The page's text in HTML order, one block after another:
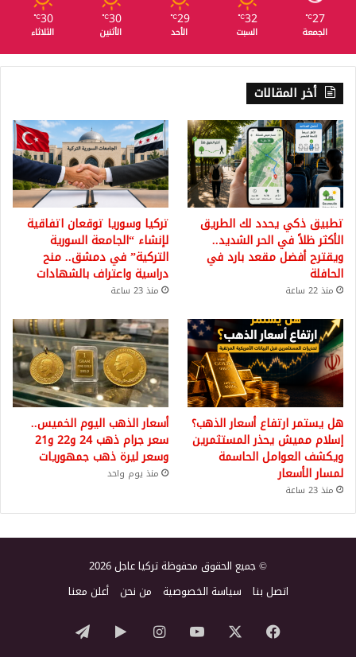
27
℃
الجمعة
32
℃
السبت
29
℃
الأحد
30
℃
الأثنين
30
℃
الثلاثاء
أخر المقالات
تطبيق ذكي يحدد لك الطريق
الأكثر ظلاً في الحر الشديد..
ويقترح أفضل مقعد بارد في
الحافلة
منذ 22 ساعة
تركيا وسوريا توقعان اتفاقية
لإنشاء “الجامعة السورية
التركية” في دمشق.. منح
دراسية واعتراف بالشهادات
منذ 23 ساعة
هل يستمر ارتفاع أسعار الذهب؟
إسلام مميش يحذر المستثمرين
ويكشف العوامل الحاسمة
لمسار الأسعار
منذ 23 ساعة
أسعار الذهب اليوم الخميس..
سعر جرام ذهب 24 و22 و21
وسعر ليرة ذهب جمهوريات
منذ يوم واحد
© جميع الحقوق محفوظة تركيا عاجل 2026
اتصل بنا سياسة الخصوصية من نحن أعلن معنا
فيسبوك ‫YouTubeانستقرام‏Googleتيلقرام